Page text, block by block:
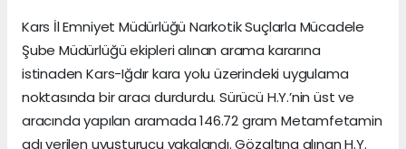
Kars İl Emniyet Müdürlüğü Narkotik Suçlarla Mücadele
Şube Müdürlüğü ekipleri alınan arama kararına
istinaden Kars-Iğdır kara yolu üzerindeki uygulama
noktasında bir aracı durdurdu. Sürücü H.Y.’nin üst ve
aracında yapılan aramada 146.72 gram Metamfetamin
adı verilen uyuşturucu yakalandı. Gözaltına alınan H.Y.